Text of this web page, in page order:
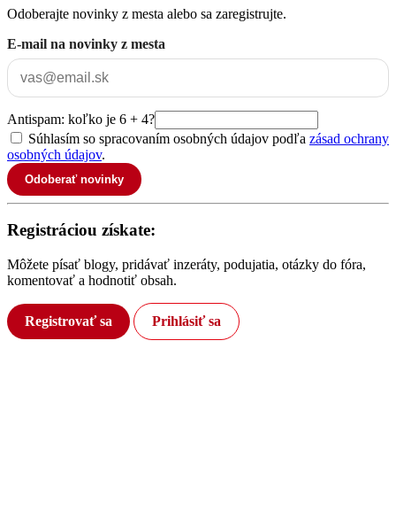
Odoberajte novinky z mesta alebo sa zaregistrujte.
E-mail na novinky z mesta
Antispam: koľko je 6 + 4?
Súhlasím so spracovaním osobných údajov podľa zásad ochrany
osobných údajov.
Odoberať novinky
Registráciou získate:
Môžete písať blogy, pridávať inzeráty, podujatia, otázky do fóra,
komentovať a hodnotiť obsah.
Registrovať sa Prihlásiť sa